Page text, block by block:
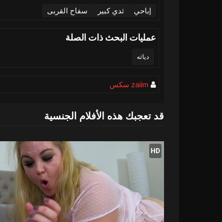
إباحي ثدي كبير سفاح القربى
عمليات البحث ذات الصلة
دياثه
zaiim سكس
قد تعجبك هذه الأفلام الجنسية
HD